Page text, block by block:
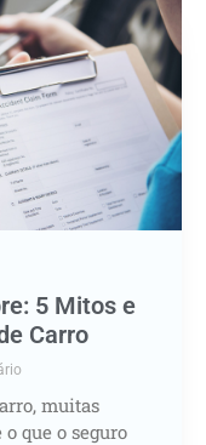
5 Mitos e
Carro
muitas
que o seguro